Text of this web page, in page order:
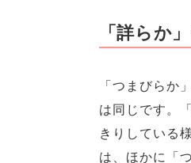
「詳らか
「つまびらか
は同じです。
きりしている
は、ほかに「